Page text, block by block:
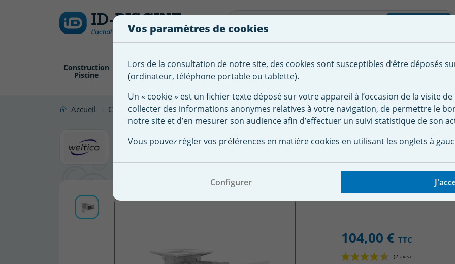
Construction
Piscine
Revêtement
Piscine
Pompe
Filtration
Traitement de
l'eau
Robot
Piscine
Chauffage & Couverture Autour de la
Accueil Construction Piscine Pièces à sceller piscine Skimmer Skimmer Weltico A400 Design
Skimmer Weltico A400 Design
béton/liner/coque
104,00 € TTC
Vos paramètres de cookies
Lors de la consultation de notre site, des cookies sont susceptibles d’être déposés
(ordinateur, téléphone portable ou tablette).
Un « cookie » est un fichier texte déposé sur votre appareil à l’occasion de la visite
collecter des informations anonymes relatives à votre navigation, de permettre le
notre site et d’en mesurer son audience afin d’effectuer un suivi statistique de son
Vous pouvez régler vos préférences en matière cookies en utilisant les onglets à
Configurer